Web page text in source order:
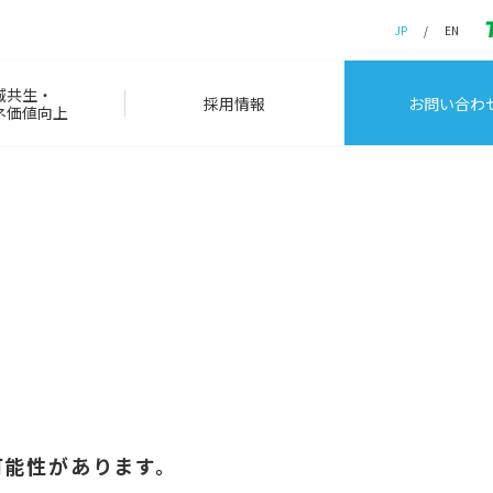
JP EN
共生・
価値向上
採用情報 お問い合わ
性があります。